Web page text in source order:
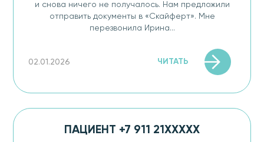
и снова ничего не получалось. Нам предложили
отправить документы в «Скайферт». Мне
перезвонила Ирина...
02.01.2026 ЧИТАТЬ
ПАЦИЕНТ +7 911 21XXXXX